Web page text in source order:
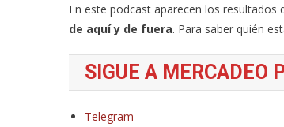
En este podcast aparecen los resultados
de aquí y de fuera. Para saber quién
SIGUE A MERCADEO
Telegram